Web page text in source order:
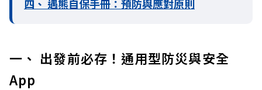
四、 遇熊自保手冊：預防與應對原則
一、 出發前必存！通用型防災與安全
App